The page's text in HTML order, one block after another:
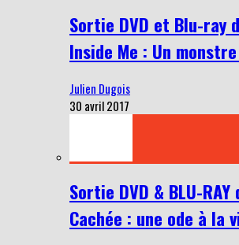
Sortie DVD et Blu-ray
Inside Me : Un
Julien Dugois
30 avril 2017
Sortie DVD & BLU-
Cachée : une ode à la